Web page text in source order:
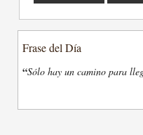
Frase del Día
“Sólo hay un camino para